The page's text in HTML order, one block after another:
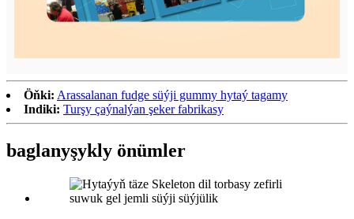
Öňki: Arassalanan fudge süýji gummy hytaý tagamy
Indiki: Turşy çaýnalýan şeker fabrikasy
baglanyşykly önümler